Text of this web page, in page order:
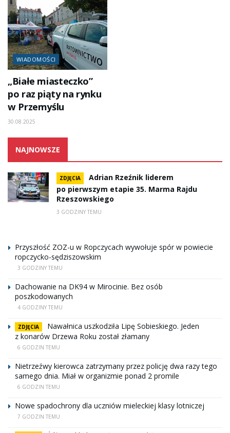
WIADOMOŚCI
„Białe miasteczko”
po raz piąty na rynku
w Przemyślu
30.08.2025
NAJNOWSZE
ZDJĘCIA
Adrian Rzeźnik liderem
po pierwszym etapie 35. Marma Rajdu
Rzeszowskiego
3 GODZINY TEMU
Przyszłość ZOZ-u w Ropczycach wywołuje spór w powiecie
ropczycko-sędziszowskim
3 GODZINY TEMU
Dachowanie na DK94 w Mirocinie. Bez osób
poszkodowanych
4 GODZINY TEMU
ZDJĘCIA
Nawałnica uszkodziła Lipę Sobieskiego. Jeden
z konarów Drzewa Roku został złamany
6 GODZIN TEMU
Nietrzeźwy kierowca zatrzymany przez policję dwa razy tego
samego dnia. Miał w organizmie ponad 2 promile
6 GODZIN TEMU
Nowe spadochrony dla uczniów mieleckiej klasy lotniczej
7 GODZIN TEMU